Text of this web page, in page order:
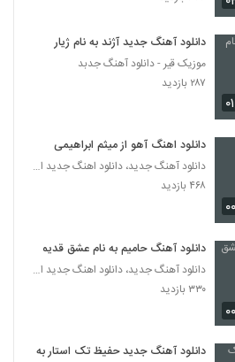
آهنگ دنیامی از آرش شعبانی(پاپ)
آهنگ تا تو رو دیدم از آرتین قاسم پوری
موزیک زیبای دل باختم از آوه بند
آهنگ جدید و زیبای بیساند با نام جای
دانلود آهنگ جدید آژند به نام ژیار
موزیک قیر - دانلود آهنگ جدبد
۲۸۷ بازدید
دانلود اهنگ آهو از میثم ابراهیمی
دانلود آهنگ جدید، دانلود اهنگ جدید ایرانی
۴۶۸ بازدید
دانلود آهنگ حامیم به نام عشق قدیمی
دانلود آهنگ جدید، دانلود اهنگ جدید ایرانی
۳۳۰ بازدید
دانلود آهنگ جدید حفیظ تک استار به